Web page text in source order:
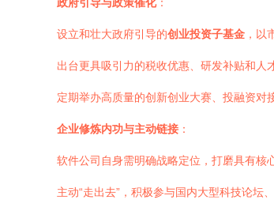
设立和壮大政府引导的创业投资子基金 ，以
出台更具吸引力的税收优惠、研发补贴和人
定期举办高质量的创新创业大赛、投融资
企业修炼内功与主动链接 ：
软件公司自身需明确战略定位，打磨具有核
主动“走出去”，积极参与国内大型科技论坛